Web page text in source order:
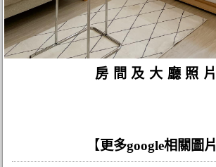
房間及大廳照片
【更多google相關圖片